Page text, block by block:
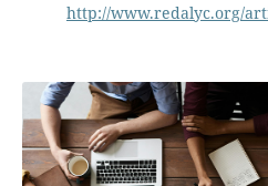
http://www.redalyc.org/